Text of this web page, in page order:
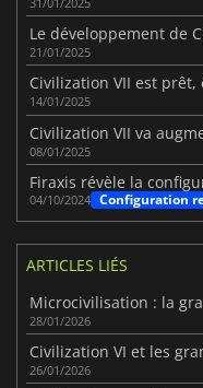
21/01/2025
Civilization VII est
14/01/2025
08/01/2025
04/10/2024 Configuration
ARTICLES LIÉS
28/01/2026
26/01/2026